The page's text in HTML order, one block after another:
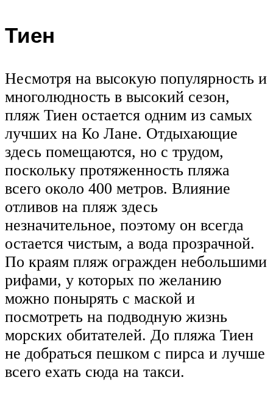
Тиен
Несмотря на высокую популярность и
многолюдность в высокий сезон,
пляж Тиен остается одним из самых
лучших на Ко Лане. Отдыхающие
здесь помещаются, но с трудом,
поскольку протяженность пляжа
всего около 400 метров. Влияние
отливов на пляж здесь
незначительное, поэтому он всегда
остается чистым, а вода прозрачной.
По краям пляж огражден небольшими
рифами, у которых по желанию
можно понырять с маской и
посмотреть на подводную жизнь
морских обитателей. До пляжа Тиен
не добраться пешком с пирса и лучше
всего ехать сюда на такси.